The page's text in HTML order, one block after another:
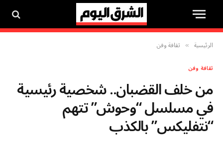
الرئيسية » ثقافة وفن
ثقافة وفن
من خلف القضبان.. شخصية رئيسية
في مسلسل “وحوش” تتهم
“نتفليكس” بالكذب